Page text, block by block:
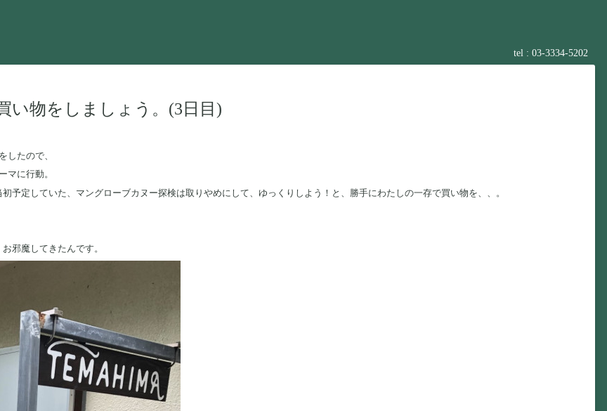
tel : 03-3334-5202
い物をしましょう。(3日目)
したので、
マに行動。
予定していた、マングローブカヌー探検は取りやめにして、ゆっくりしよう！と、勝手にわたしの一存で買い物を、、。
邪魔してきたんです。